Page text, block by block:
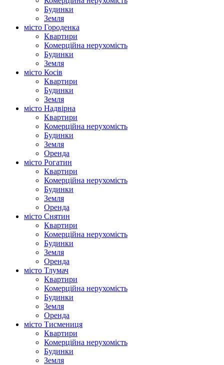
Будинки
Земля
місто Городенка
Квартири
Комерційна нерухомість
Будинки
Земля
місто Косів
Квартири
Будинки
Земля
місто Надвірна
Квартири
Комерційна нерухомість
Будинки
Земля
Оренда
місто Рогатин
Квартири
Комерційна нерухомість
Будинки
Земля
Оренда
місто Снятин
Квартири
Комерційна нерухомість
Будинки
Земля
Оренда
місто Тлумач
Квартири
Комерційна нерухомість
Будинки
Земля
Оренда
місто Тисмениця
Квартири
Комерційна нерухомість
Будинки
Земля